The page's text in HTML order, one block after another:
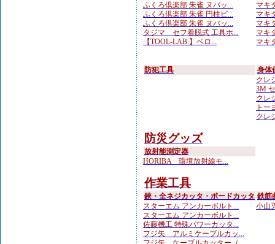
ふくろ倶楽部 朱雀 ヌバッ...
ふくろ倶楽部 朱雀 円柱ビ...
ふくろ倶楽部 朱雀 ヌバッ...
タジマ セフ着脱式 工具ホ...
【TOOL-LAB.】ベロ...
マキ
マキ
マキ
マキ
マキ
防犯工具
身体
クレ
3M
クレ
トー
クレ
防災グッズ
放射能測定器
HORIBA 環境放射線モ...
作業工具
鋏・全ネジカッタ・ボードカッタ
スターエム アンカーボルト...
スターエム アンカーボルト...
佐藤機工 特殊パワーカッタ...
フジ矢 アルミケーブルカッ...
鉄筋
小山